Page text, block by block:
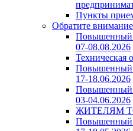
Пункты
Обратите внимание
Повышенный
07-08.08.2026
Техническая
Повышенный
17-18.06.2026
Повышенный
03-04.06.2026
ЖИТЕЛЯМ
Повышенный